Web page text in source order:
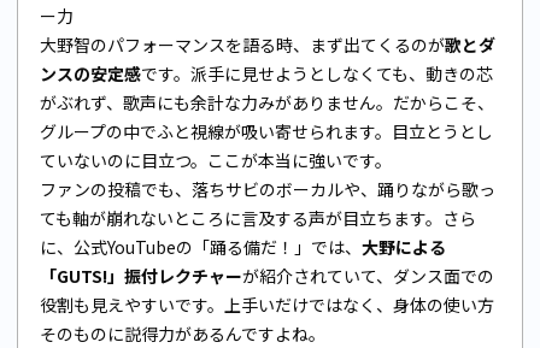
ー力
大野智のパフォーマンスを語る時、まず出てくるのが歌とダ
ンスの安定感です。派手に見せようとしなくても、動きの芯
がぶれず、歌声にも余計な力みがありません。だからこそ、
グループの中でふと視線が吸い寄せられます。目立とうとし
ていないのに目立つ。ここが本当に強いです。
ファンの投稿でも、落ちサビのボーカルや、踊りながら歌っ
ても軸が崩れないところに言及する声が目立ちます。さら
に、公式YouTubeの「踊る備だ！」では、 大野による
「GUTS!」振付レクチャーが紹介されていて、ダンス面での
役割も見えやすいです。上手いだけではなく、身体の使い方
そのものに説得力があるんですよね。